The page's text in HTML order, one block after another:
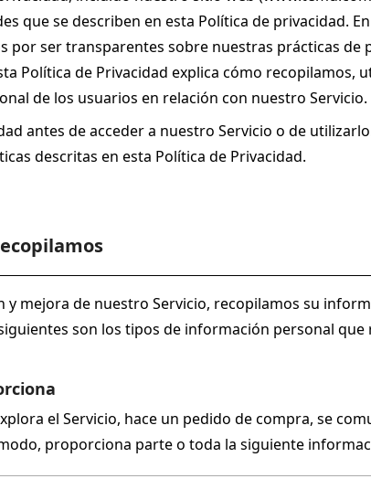
que se describen en esta Política de privacidad.
por ser transparentes sobre nuestras prácticas
Política de Privacidad explica cómo recopilamos,
de los usuarios en relación con nuestro Servicio.
antes de acceder a nuestro Servicio o de
descritas en esta Política de Privacidad.
y mejora de nuestro Servicio, recopilamos su
son los tipos de información personal que
el Servicio, hace un pedido de compra, se
proporciona parte o toda la siguiente